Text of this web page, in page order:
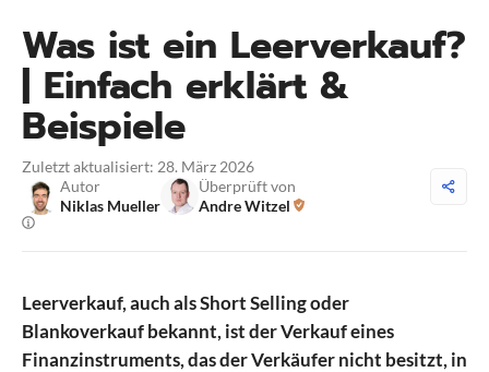
Was ist ein Leerverkauf?
| Einfach erklärt &
Beispiele
Zuletzt aktualisiert: 28. März 2026
Autor
Niklas Mueller
Überprüft von
Andre Witzel
Leerverkauf, auch als Short Selling oder
Blankoverkauf bekannt, ist der Verkauf eines
Finanzinstruments, das der Verkäufer nicht besitzt, in